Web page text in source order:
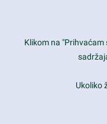
Is your
Ark
Why
Klikom na
Ukoliko